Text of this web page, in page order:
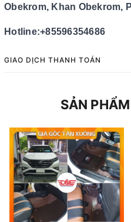
Obekrom, Khan Obekrom,
Hotline:+85596354686
GIAO DỊCH THANH TOÁN
SẢN